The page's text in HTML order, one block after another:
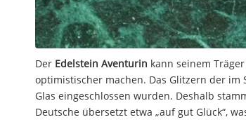
Der Edelstein Aventurin kann seinem
optimistischer machen. Das Glitzern der
Glas eingeschlossen wurden. Deshalb
Deutsche übersetzt etwa „auf gut Glück“,